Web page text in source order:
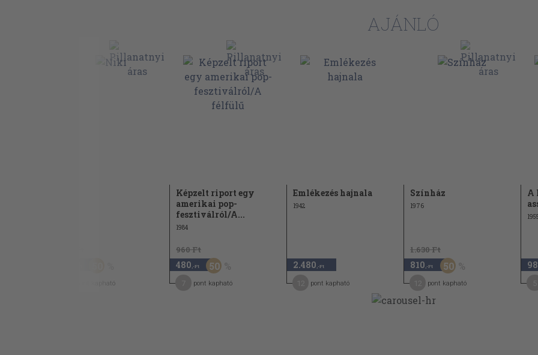
AJÁNLÓ
pont kapható
Képzelt riport egy
amerikai pop-
fesztiválról/A...
1984
960 Ft
480 ,-Ft 50
pont kapható
Emlékezés hajnala
1942
2.480 ,-Ft
pont kapható
Színház
1976
1.630 Ft
810 ,-Ft 50
pont kapható
A
1955